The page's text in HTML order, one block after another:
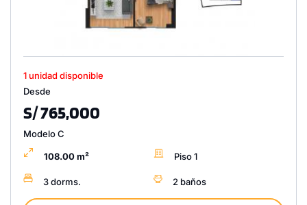
1 unidad disponible
Desde
S/ 765,000
Modelo C
108.00 m² Piso 1
3 dorms. 2 baños